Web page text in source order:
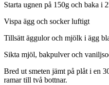
Starta ugnen på 150g och baka i
Vispa ägg och socker luftigt
Tillsätt äggulor och mjölk i ägg
Sikta mjöl, bakpulver och
Bred ut smeten jämt på plåt i en
ramar till två bottnar.